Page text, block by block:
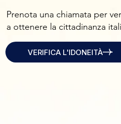
Prenota una chiamata per
a ottenere la cittadinanza
VERIFICA L'IDONEITÀ